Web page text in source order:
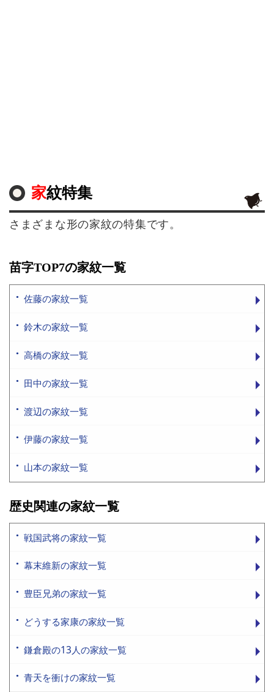
家紋特集
さまざまな形の家紋の特集です。
苗字TOP7の家紋一覧
佐藤の家紋一覧
鈴木の家紋一覧
高橋の家紋一覧
田中の家紋一覧
渡辺の家紋一覧
伊藤の家紋一覧
山本の家紋一覧
歴史関連の家紋一覧
戦国武将の家紋一覧
幕末維新の家紋一覧
豊臣兄弟の家紋一覧
どうする家康の家紋一覧
鎌倉殿の13人の家紋一覧
青天を衝けの家紋一覧